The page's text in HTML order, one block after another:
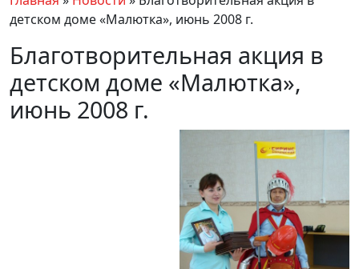
детском доме «Малютка», июнь 2008 г.
Благотворительная акция в
детском доме «Малютка»,
июнь 2008 г.